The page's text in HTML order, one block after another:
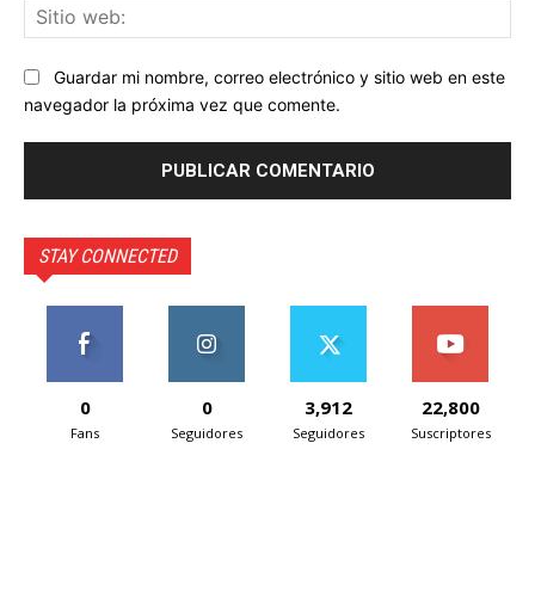
Guardar mi nombre, correo electrónico y sitio web en este
navegador la próxima vez que comente.
STAY CONNECTED
0
Fans
0
Seguidores
3,912
Seguidores
22,800
Suscriptores